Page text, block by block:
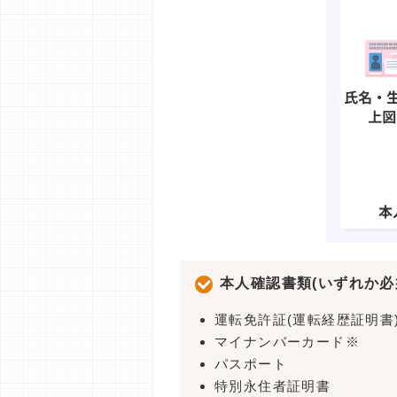
本人確認書類(いずれか
運転免許証(運転経歴証明
マイナンバーカード※
パスポート
特別永住者証明書